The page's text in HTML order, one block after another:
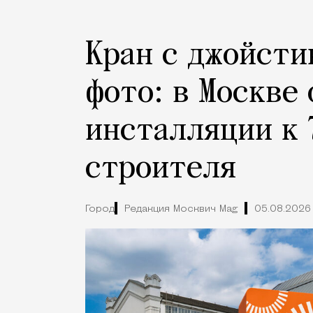
Кран с
фото: в Москве
инсталляции к
строителя
Город Редакция Москвич Mag 05.08.2026